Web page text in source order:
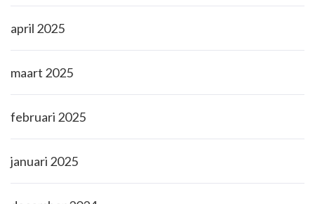
april 2025
maart 2025
februari 2025
januari 2025